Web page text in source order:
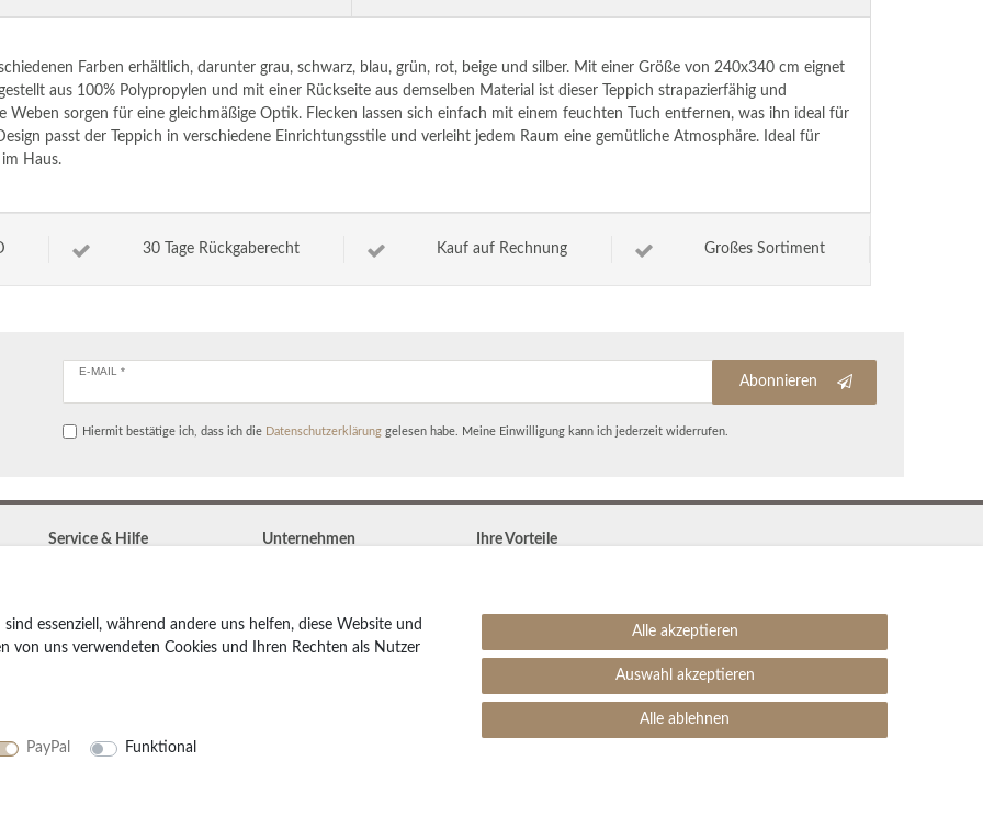
Farben erhältlich, darunter grau, schwarz, blau, grün, rot, beige und silber. Mit einer Größe von 240x340 cm eignet
aus 100% Polypropylen und mit einer Rückseite aus demselben Material ist dieser Teppich strapazierfähig und
Weben sorgen für eine gleichmäßige Optik. Flecken lassen sich einfach mit einem feuchten Tuch entfernen, was ihn ideal für
passt der Teppich in verschiedene Einrichtungsstile und verleiht jedem Raum eine gemütliche Atmosphäre. Ideal für
Haus.
30 Tage Rückgaberecht Kauf auf Rechnung Großes Sortiment
E-MAIL *
Abonnieren
Hiermit bestätige ich, dass ich die Daten­schutz­erklärunggelesen habe. Meine Einwilligung kann ich jederzeit widerrufen.
Service & Hilfe
Teppich Lexikon
Pflegetipps
Unternehmen
Impressum
Ihre Vorteile
Kauf auf Rechnung
Einfache Auftragsverfolgung
essenziell, während andere uns helfen, diese Website und
von uns verwendeten Cookies und Ihren Rechten als Nutzer
PayPal Funktional
Alle akzeptieren
Auswahl akzeptieren
Alle ablehnen
bei: ebay.de,